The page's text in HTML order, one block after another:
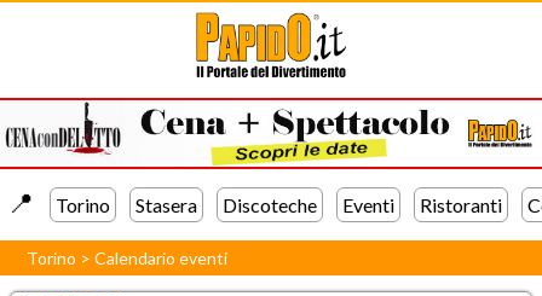
📍️ Torino Stasera Discoteche Eventi Ristoranti
Torino >Calendario eventi